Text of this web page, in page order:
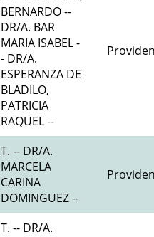
BERNARDO --
DR/A. BAR
MARIA ISABEL -
- DR/A.
ESPERANZA DE
BLADILO,
PATRICIA
RAQUEL --
T. -- DR/A.
MARCELA
CARINA
DOMINGUEZ --
T. -- DR/A.